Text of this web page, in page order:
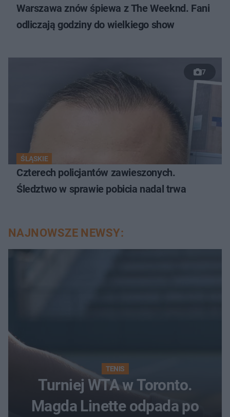
Warszawa znów śpiewa z The Weeknd. Fani
odliczają godziny do wielkiego show
7
ŚLĄSKIE
Czterech policjantów zawieszonych.
Śledztwo w sprawie pobicia nadal trwa
NAJNOWSZE NEWSY:
TENIS
Turniej WTA w Toronto.
Magda Linette odpada po